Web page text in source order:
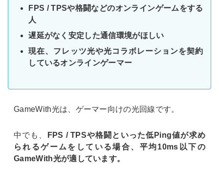
FPS / TPSや格闘などのオンラインゲームをする
人
遅延がなく安定した通信環境がほしい
現在、フレッツ光や光コラボレーションを契約
しているオンラインゲーマー
GameWith光は、ゲーマー向けの光回線です。
中でも、
FPS / TPSや格闘といった低Ping値が求め
られるゲームをしている場合、平均10ms以下の
GameWith光が適しています。